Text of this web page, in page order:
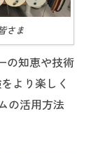
さま
の知恵や技術
より楽しく
の活用方法